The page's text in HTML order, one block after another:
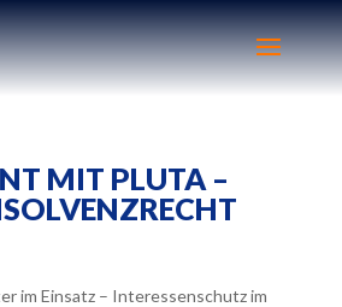
MIT PLUTA –
im Einsatz – Interessenschutz im